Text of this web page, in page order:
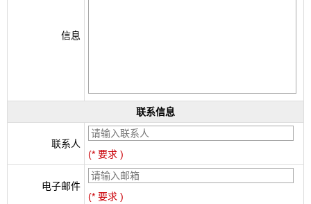
信息
联系信息
联系人
(* 要求 )
电子邮件
(* 要求 )